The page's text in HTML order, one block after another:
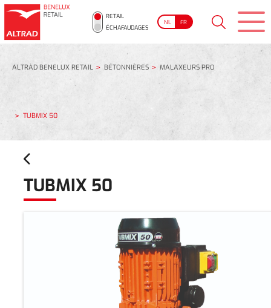
RETAIL
ÉCHAFAUDAGES
NL FR
ALTRAD BENELUX RETAIL BÉTONNIÈRES MALAXEURS PRO
TUBMIX 50
TUBMIX 50